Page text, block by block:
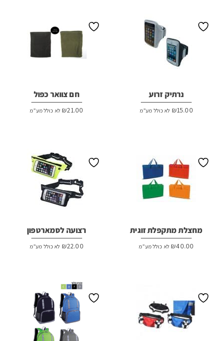
נרתיק זרוע
₪15.00 לא כולל מע"מ
חם צוואר כפול
₪21.00 לא כולל מע"מ
מחצלת מתקפלת זוגית
₪40.00 לא כולל מע"מ
רצועה לסמארטפון
₪22.00 לא כולל מע"מ